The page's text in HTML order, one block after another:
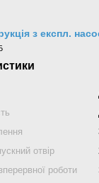
з експл.
отвір
роботи